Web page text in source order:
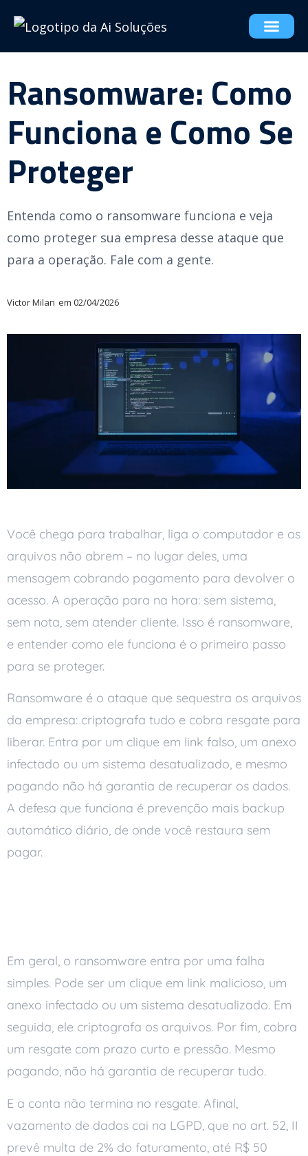
Ransomware: Como
Funciona e Como Se
Proteger
Entenda como o ransomware funciona e veja
como proteger sua empresa desse ataque que
para a operação. Fale com a gente.
Victor Milan em 02/04/2026
Você chega para trabalhar, liga o computador e os
arquivos não abrem – no lugar deles, uma
mensagem cobrando pagamento para devolver o
acesso. A operação para na hora: sem sistema,
sem nota, sem atender cliente. Isso é ransomware,
e entender como ele funciona é o primeiro passo
para se proteger.
Ransomware é o ataque que sequestra os arquivos
da empresa: criptografa tudo e cobra resgate para
liberar. Entra por um clique em link falso, um anexo
infectado ou um sistema desatualizado, e mesmo
pagando não há garantia de recuperar os dados.
A defesa que funciona é prevenção mais backup
automático diário, de onde você restaura sem
pagar.
Em geral, o ransomware entra por uma falha
simples. Pode ser um clique em link malicioso, um
anexo infectado ou um sistema desatualizado. Em
seguida, ele criptografa os arquivos. Por fim, cobra
um resgate com prazo curto e pressão. Mesmo
pagando, não há garantia de recuperar tudo.
E a conta não termina no resgate. Afinal,
vazamento de dados cai na LGPD, que no art. 52, II
prevê multa de 2% do faturamento, até R$ 50